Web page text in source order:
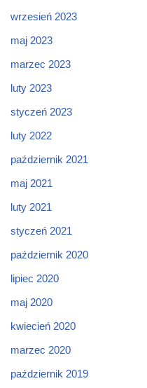
wrzesień 2023
maj 2023
marzec 2023
luty 2023
styczeń 2023
luty 2022
październik 2021
maj 2021
luty 2021
styczeń 2021
październik 2020
lipiec 2020
maj 2020
kwiecień 2020
marzec 2020
październik 2019